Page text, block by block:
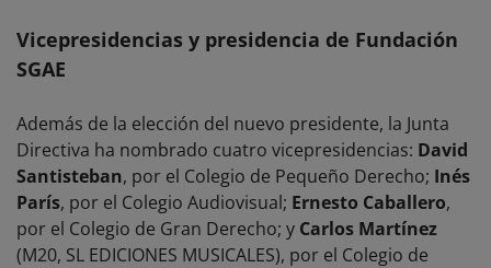
Vicepresidencias y presidencia de Fundación
SGAE
Además de la elección del nuevo presidente, la Junta
Directiva ha nombrado cuatro vicepresidencias: David
Santisteban, por el Colegio de Pequeño Derecho; Inés
París, por el Colegio Audiovisual; Ernesto Caballero,
por el Colegio de Gran Derecho; y Carlos Martínez
(M20, SL EDICIONES MUSICALES), por el Colegio de